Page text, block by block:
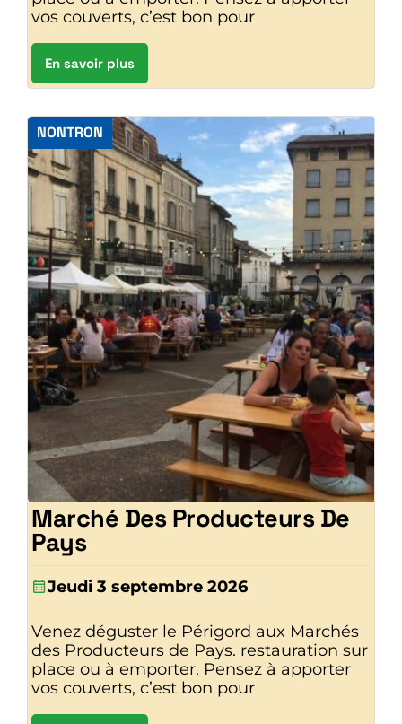
vos couverts, c’est bon pour
En savoir plus
NONTRON
Marché Des Producteurs De
Pays
Jeudi 3 septembre 2026
Venez déguster le Périgord aux Marchés
des Producteurs de Pays. restauration sur
place ou à emporter. Pensez à apporter
vos couverts, c’est bon pour